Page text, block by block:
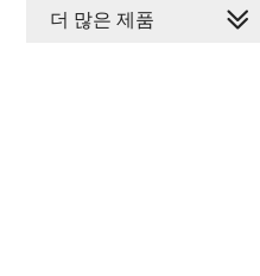
더 많은 제품